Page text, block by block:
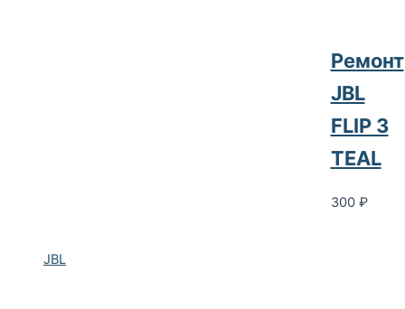
JBL
Ремонт
JBL
FLIP 3
TEAL
300 ₽